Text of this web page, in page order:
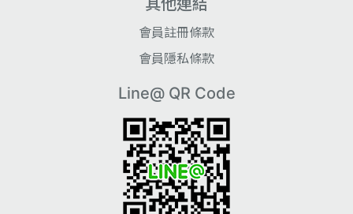
其他連結
會員註冊條款
會員隱私條款
Line@ QR Code